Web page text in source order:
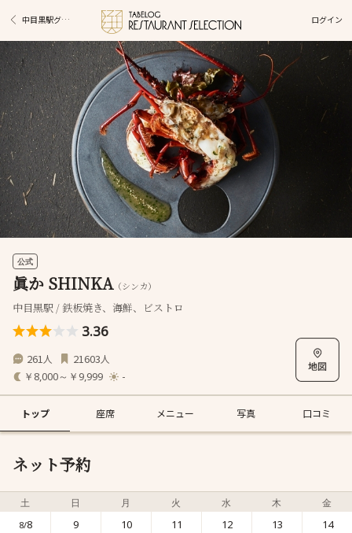
中目黒駅グルメ ログイン
公式
眞か SHINKA（シンカ）
中目黒駅 / 鉄板焼き、海鮮、ビストロ
3.36
261人 21603人
￥8,000～￥9,999 -
トップ 座席 メニュー 写真 口コミ
ネット予約
土 日 月 火 水 木 金
8/8 9 10 11 12 13 14